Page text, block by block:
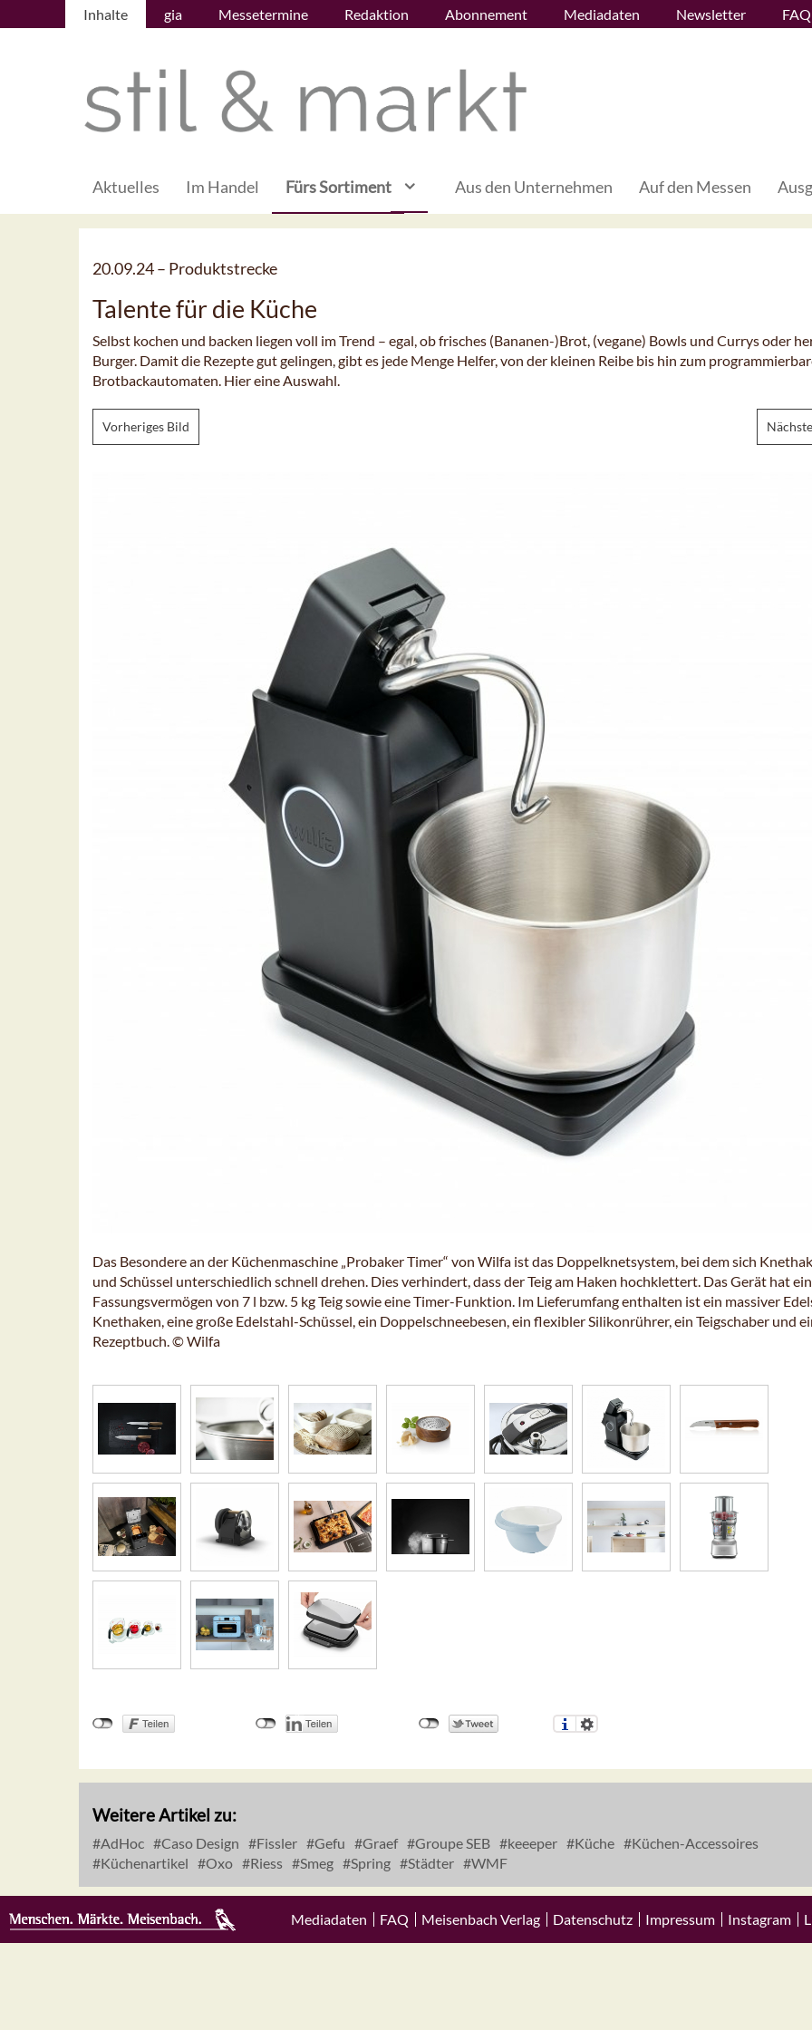
Inhalte gia Messetermine Redaktion Abonnement Mediadaten Newsletter FAQ
Aktuelles Im Handel Fürs Sortiment Aus den Unternehmen Auf den Messen
20.09.24 – Produktstrecke
Talente für die Küche
Selbst kochen und backen liegen voll im Trend – egal, ob frisches (Bananen-)Brot, (vegane) Bowls und Currys oder
Burger. Damit die Rezepte gut gelingen, gibt es jede Menge Helfer, von der kleinen Reibe bis hin zum
Brotbackautomaten. Hier eine Auswahl.
Vorheriges Bild
Das Besondere an der Küchenmaschine „Probaker Timer“ von Wilfa ist das Doppelknetsystem, bei dem sich
und Schüssel unterschiedlich schnell drehen. Dies verhindert, dass der Teig am Haken hochklettert. Das Gerät hat ein
Fassungsvermögen von 7 l bzw. 5 kg Teig sowie eine Timer-Funktion. Im Lieferumfang enthalten ist ein massiver
Knethaken, eine große Edelstahl-Schüssel, ein Doppelschneebesen, ein flexibler Silikonrührer, ein Teigschaber und
Rezeptbuch. © Wilfa
Weitere Artikel zu:
AdHoc Caso Design Fissler Gefu Graef Groupe SEB keeeper Küche
Küchen-Accessoires
Küchenartikel
Oxo Riess Smeg Spring Städter WMF
Mediadaten FAQ Meisenbach Verlag Datenschutz Impressum Instagram